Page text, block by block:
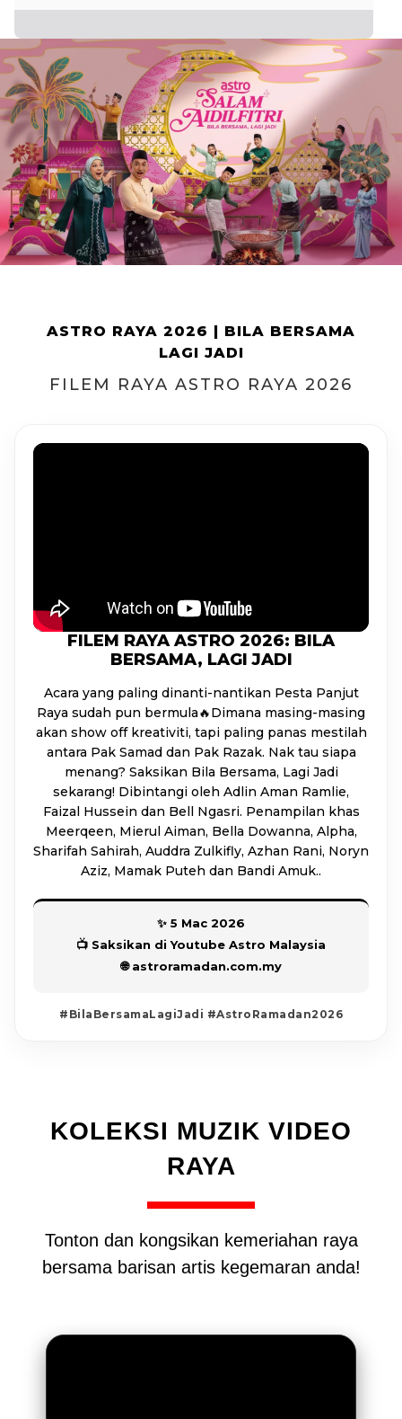
ASTRO RAYA 2026 | BILA BERSAMA
LAGI JADI
FILEM RAYA ASTRO RAYA 2026
FILEM RAYA ASTRO 2026: BILA
BERSAMA, LAGI JADI
Acara yang paling dinanti-nantikan Pesta Panjut
Raya sudah pun bermula🔥Dimana masing-masing
akan show off kreativiti, tapi paling panas mestilah
antara Pak Samad dan Pak Razak. Nak tau siapa
menang? Saksikan Bila Bersama, Lagi Jadi
sekarang! Dibintangi oleh Adlin Aman Ramlie,
Faizal Hussein dan Bell Ngasri. Penampilan khas
Meerqeen, Mierul Aiman, Bella Dowanna, Alpha,
Sharifah Sahirah, Auddra Zulkifly, Azhan Rani, Noryn
Aziz, Mamak Puteh dan Bandi Amuk..
✨ 5 Mac 2026
📺 Saksikan di Youtube Astro Malaysia
🌐 astroramadan.com.my
#BilaBersamaLagiJadi #AstroRamadan2026
KOLEKSI MUZIK VIDEO
RAYA
Tonton dan kongsikan kemeriahan raya
bersama barisan artis kegemaran anda!